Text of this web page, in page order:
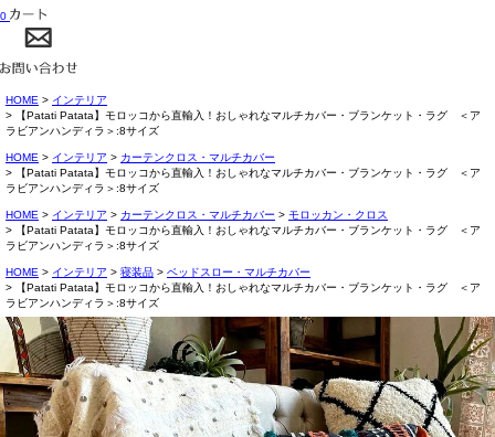
0
HOME
インテリア
【Patati Patata】モロッコから直輸入！おしゃれなマルチカバー・ブランケット・ラグ ＜ア
ラビアンハンディラ＞:8サイズ
HOME インテリア
カーテンクロス・マルチカバー
【Patati Patata】モロッコから直輸入！おしゃれなマルチカバー・ブランケット・ラグ ＜ア
ラビアンハンディラ＞:8サイズ
HOME インテリア カーテンクロス・マルチカバー
モロッカン・クロス
【Patati Patata】モロッコから直輸入！おしゃれなマルチカバー・ブランケット・ラグ ＜ア
ラビアンハンディラ＞:8サイズ
HOME インテリア 寝装品
ベッドスロー・マルチカバー
【Patati Patata】モロッコから直輸入！おしゃれなマルチカバー・ブランケット・ラグ ＜ア
ラビアンハンディラ＞:8サイズ